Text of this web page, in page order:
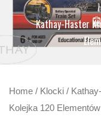
Kathay-Haster
Home / Klocki /
Kolejka 120